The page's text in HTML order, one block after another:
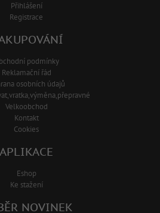
Přihlášení
Registrace
podmínky
Reklamační řád
osobních údajů
Velkoobchod
Kontakt
Cookies
APLIKACE
Eshop
Ke stažení
NOVINEK